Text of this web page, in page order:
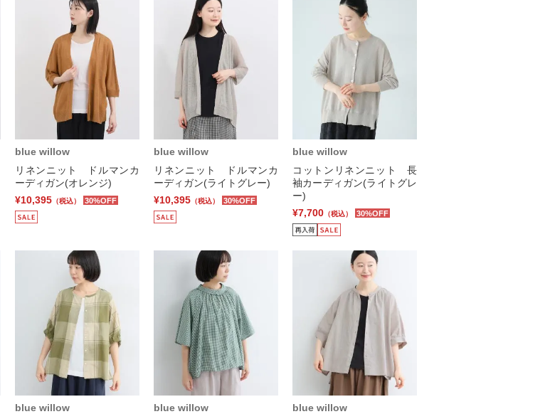
blue willow
リネンニット ドルマンカ
ーディガン(オレンジ)
¥10,395 （税込） 30%OFF
blue willow
リネンニット ドルマンカ
ーディガン(ライトグレー)
¥10,395 （税込） 30%OFF
blue willow
コットンリネンニット 長
袖カーディガン(ライトグレ
ー)
¥7,700 （税込） 30%OFF
blue willow
blue willow
blue willow